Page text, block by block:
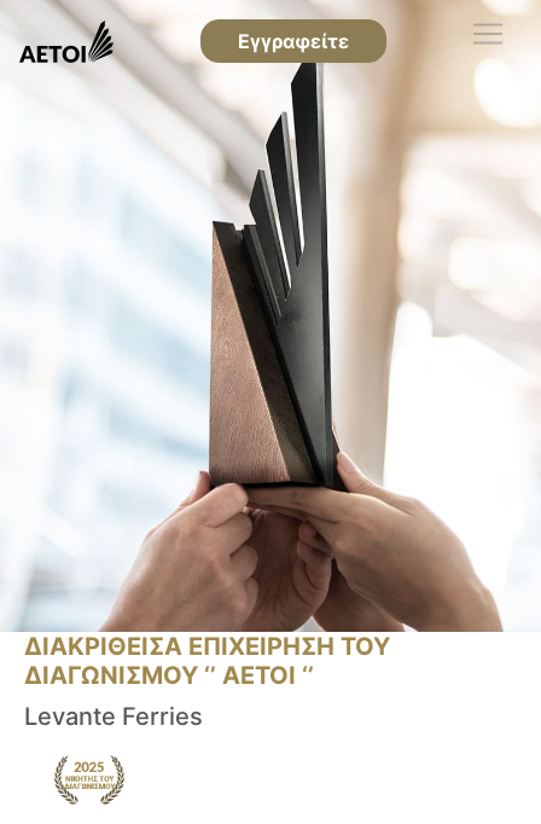
Εγγραφείτε
ΔΙΑΚΡΙΘΕΙΣΑ ΕΠΙΧΕΙΡΗΣΗ ΤΟΥ
ΔΙΑΓΩΝΙΣΜΟΥ ‘’ ΑΕΤΟΙ ‘’
Levante Ferries